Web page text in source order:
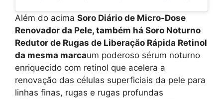
Além do acima Soro Diário de Micro-Dose
Renovador da Pele, também há Soro Noturno
Redutor de Rugas de Liberação Rápida Retinol
da mesma marcaum poderoso sérum noturno
enriquecido com retinol que acelera a
renovação das células superficiais da pele para
linhas finas, rugas e rugas profundas